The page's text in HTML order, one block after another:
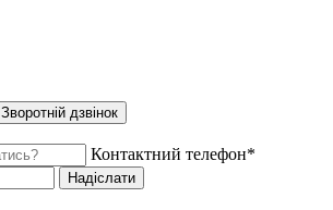
Зворотній дзвінок
Контактний телефон*
Надіслати